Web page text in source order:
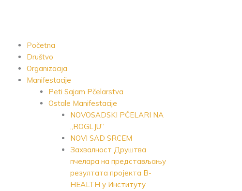
Početna
Društvo
Organizacija
Manifestacije
Peti Sajam Pčelarstva
Ostale Manifestacije
NOVOSADSKI PČELARI NA
,,ROGLJU“
NOVI SAD SRCEM
Захвалност Друштва
пчелара на представљању
резултата пројекта B-
HEALTH у Институту